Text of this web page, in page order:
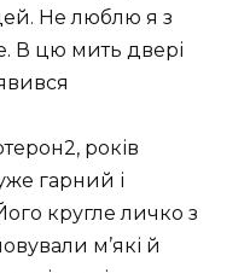
Не люблю я з
В цю мить двері
років
гарний і
кругле личко з
м’які й